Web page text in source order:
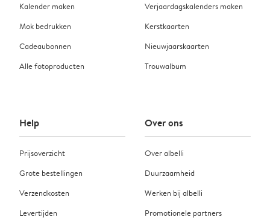
Kalender maken
Mok bedrukken
Cadeaubonnen
Alle fotoproducten
Verjaardagskalenders maken
Kerstkaarten
Nieuwjaarskaarten
Trouwalbum
Help
Prijsoverzicht
Grote bestellingen
Verzendkosten
Levertijden
Over ons
Over albelli
Duurzaamheid
Werken bij albelli
Promotionele partners